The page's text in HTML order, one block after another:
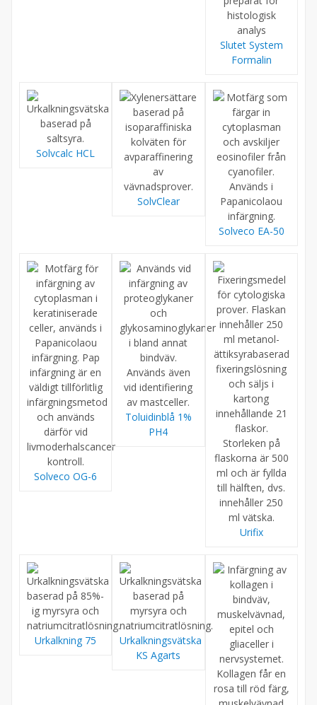
Slutet System
Formalin
Solvcalc HCL
SolvClear
Solveco EA-50
Solveco OG-6
Toluidinblå 1%
PH4
Urifix
Urkalkning 75
Urkalkningsvätska
KS Agarts